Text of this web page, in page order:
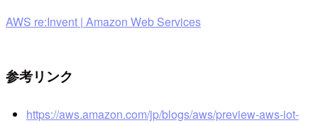
AWS re:Invent | Amazon Web Services
参考リンク
https://aws.amazon.com/jp/blogs/aws/preview-aws-iot-